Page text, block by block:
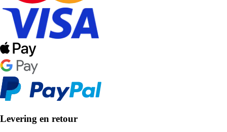
Levering en retour